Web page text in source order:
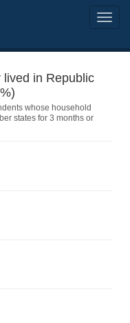
lived in Republic
(%)
whose household
states for 3 months or